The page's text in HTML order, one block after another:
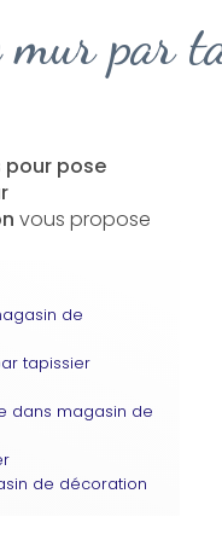
mur par
pour pose
vous propose
de
tapissier
dans magasin de
de décoration